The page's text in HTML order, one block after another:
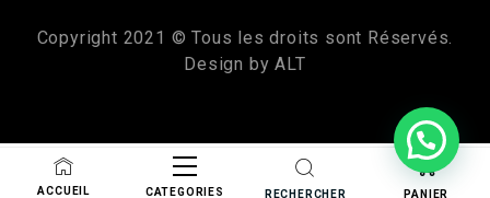
Copyright 2021 © Tous les droits sont Réservés.
Design by ALT
ACCUEIL CATEGORIES RECHERCHER PANIER